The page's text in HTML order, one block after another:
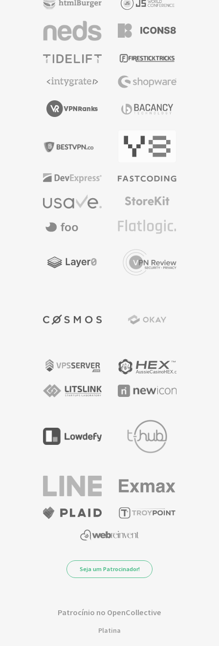
Seja um Patrocinador!
Patrocínio no OpenCollective
Platina